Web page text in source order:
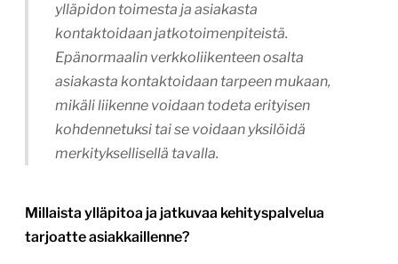
ylläpidon toimesta ja asiakasta
kontaktoidaan jatkotoimenpiteistä.
Epänormaalin verkkoliikenteen osalta
asiakasta kontaktoidaan tarpeen mukaan,
mikäli liikenne voidaan todeta erityisen
kohdennetuksi tai se voidaan yksilöidä
merkityksellisellä tavalla.
Millaista ylläpitoa ja jatkuvaa kehityspalvelua
tarjoatte asiakkaillenne?